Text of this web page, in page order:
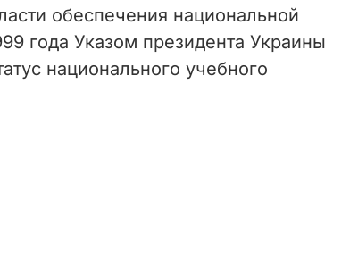
обеспечения национальной
года Указом президента Украины
национального учебного